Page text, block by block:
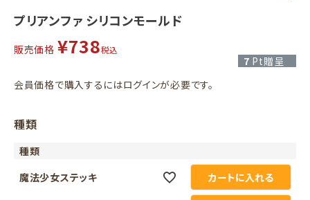
プリアンファ シリコンモールド
販売価格 ¥738税込
7 Pt贈呈
会員価格で購入するにはログインが必要です。
種類
種類
魔法少女ステッキ
カートに入れる